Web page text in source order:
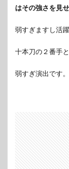
はその強さを見
弱すぎますし活
十本刀の２番手
弱すぎ演出です。